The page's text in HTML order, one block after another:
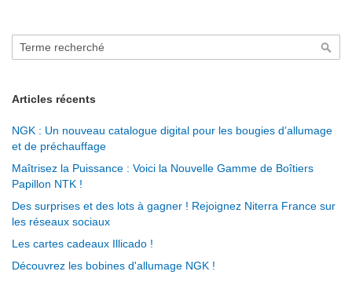
Rechercher
Articles récents
NGK : Un nouveau catalogue digital pour les bougies d’allumage
et de préchauffage
Maîtrisez la Puissance : Voici la Nouvelle Gamme de Boîtiers
Papillon NTK !
Des surprises et des lots à gagner ! Rejoignez Niterra France sur
les réseaux sociaux
Les cartes cadeaux Illicado !
Découvrez les bobines d'allumage NGK !